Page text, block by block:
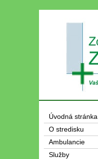
Úvodná stránka
O stredisku
Ambulancie
Služby